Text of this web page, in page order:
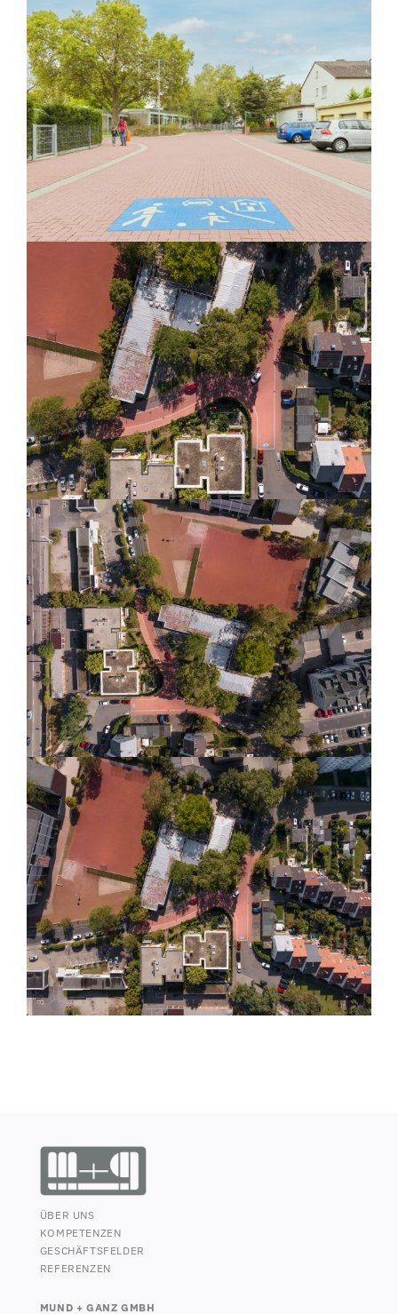
ÜBER UNS
KOMPETENZEN
GESCHÄFTSFELDER
REFERENZEN
MUND + GANZ GMBH